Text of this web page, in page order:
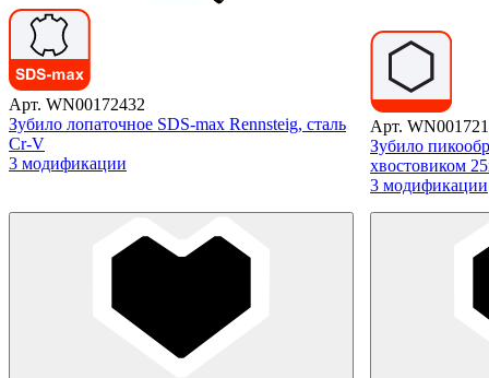
Арт. WN00172432
Зубило лопаточное SDS-max Rennsteig, сталь
Cr-V
3 модификации
Арт.
Зубило
хвостовиком
3 модификации